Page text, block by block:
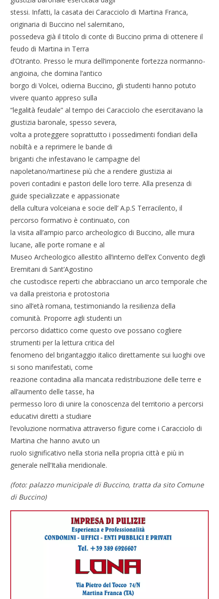
stessi. Infatti, la casata dei Caracciolo di Martina Franca,
originaria di Buccino nel salernitano,
possedeva già il titolo di conte di Buccino prima di ottenere il
feudo di Martina in Terra
d’Otranto. Presso le mura dell’imponente fortezza normanno-
angioina, che domina l’antico
borgo di Volcei, odierna Buccino, gli studenti hanno potuto
vivere quanto appreso sulla
“legalità feudale” al tempo dei Caracciolo che esercitavano la
giustizia baronale, spesso severa,
volta a proteggere soprattutto i possedimenti fondiari della
nobiltà e a reprimere le bande di
briganti che infestavano le campagne del
napoletano/martinese più che a rendere giustizia ai
poveri contadini e pastori delle loro terre. Alla presenza di
guide specializzate e appassionate
della cultura volceiana e socie dell’ A.p.S Terracilento, il
percorso formativo è continuato, con
la visita all’ampio parco archeologico di Buccino, alle mura
lucane, alle porte romane e al
Museo Archeologico allestito all’interno dell’ex Convento degli
Eremitani di Sant’Agostino
che custodisce reperti che abbracciano un arco temporale che
va dalla preistoria e protostoria
sino all’età romana, testimoniando la resilienza della
comunità. Proporre agli studenti un
percorso didattico come questo ove possano cogliere
strumenti per la lettura critica del
fenomeno del brigantaggio italico direttamente sui luoghi ove
si sono manifestati, come
reazione contadina alla mancata redistribuzione delle terre e
all’aumento delle tasse, ha
permesso loro di unire la conoscenza del territorio a percorsi
educativi diretti a studiare
l’evoluzione normativa attraverso figure come i Caracciolo di
Martina che hanno avuto un
ruolo significativo nella storia nella propria città e più in
generale nell’Italia meridionale.
(foto: palazzo municipale di Buccino, tratta da sito Comune
di Buccino)